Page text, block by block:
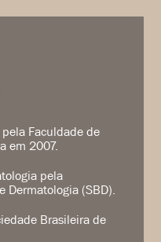
Faculdade de
em 2007.
pela
Dermatologia (SBD).
Brasileira de